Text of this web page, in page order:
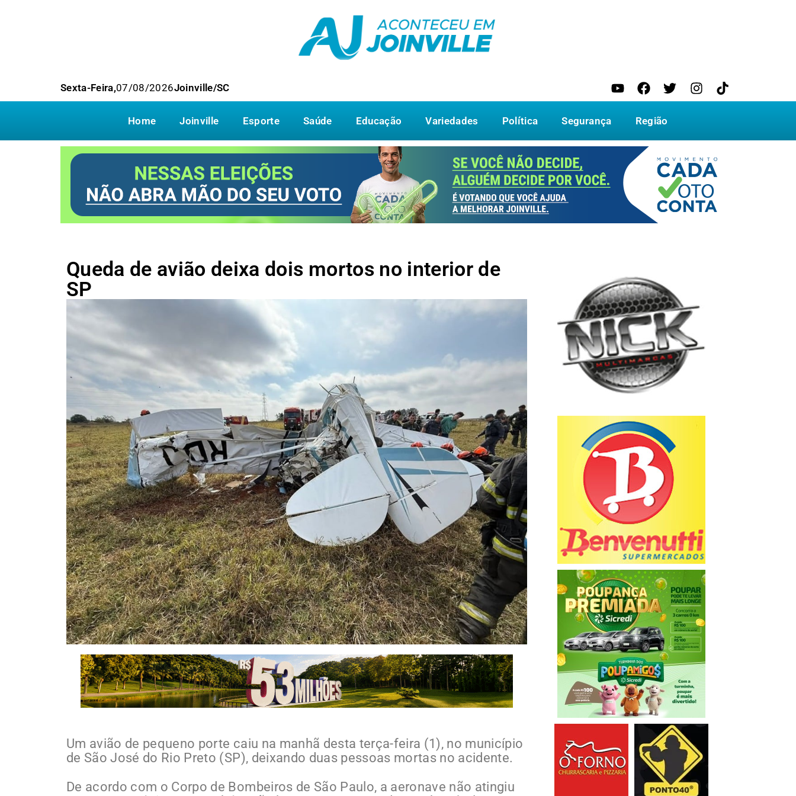
Sexta-Feira,07/08/2026Joinville/SC
Home Joinville Esporte Saúde Educação Variedades Política Segurança Região
Queda de avião deixa dois mortos no interior de
SP
Um avião de pequeno porte caiu na manhã desta terça-feira (1), no município
de São José do Rio Preto (SP), deixando duas pessoas mortas no acidente.
De acordo com o Corpo de Bombeiros de São Paulo, a aeronave não atingiu